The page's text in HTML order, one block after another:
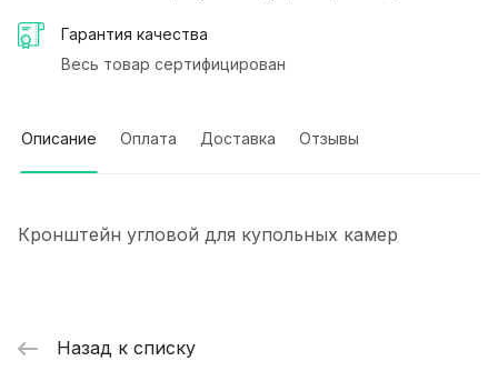
Гарантия качества
Весь товар сертифицирован
Описание Оплата Доставка Отзывы
Кронштейн угловой для купольных камер
Назад к списку